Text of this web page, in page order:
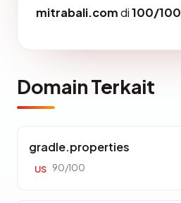
mitrabali.comdi100/100
Domain Terkait
gradle.properties
US 90/100